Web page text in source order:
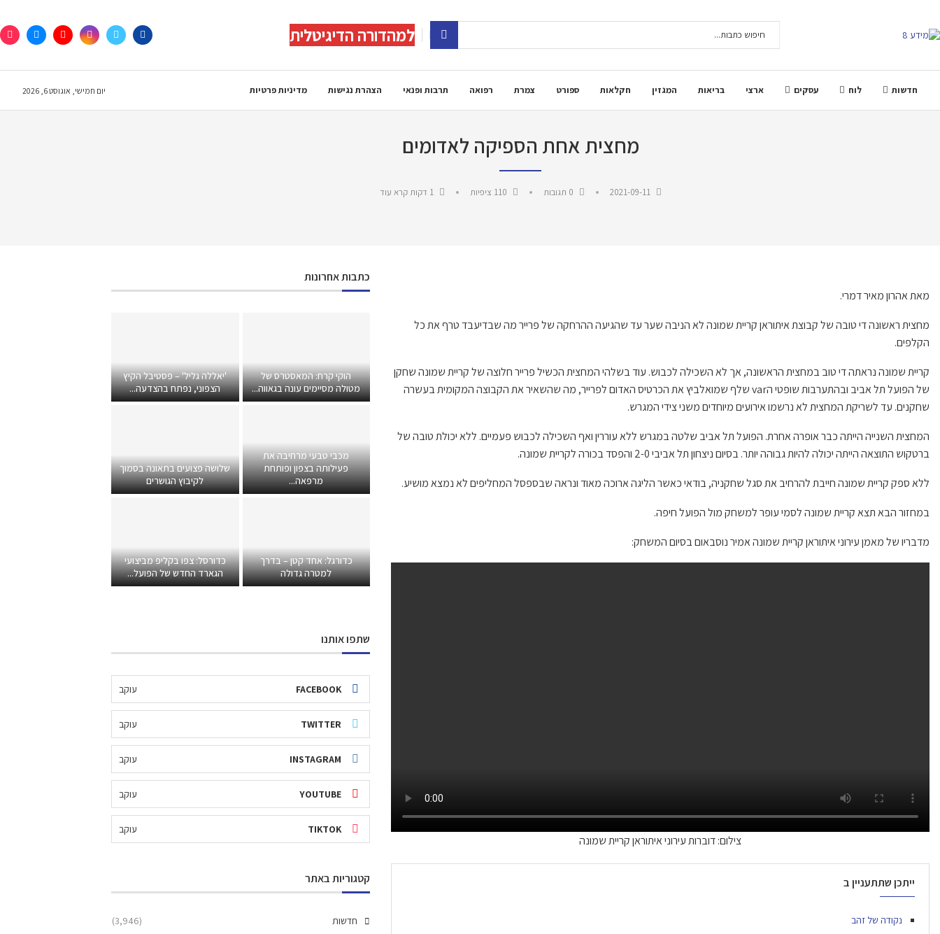
למהדורה הדיגיטלית
חדשות לוח עסקים ארצי בריאות המגזין חקלאות ספורט צמרת רפואה תרבות ופנאי הצהרת נגישות מדיניות פרטיות יום חמישי, אוגוסט 6, 2026
מחצית אחת הספיקה לאדומים
2021-09-11
110 ציפיות 1 דקות קרא עוד
מאת אהרון מאיר דמרי.
מחצית ראשונה די טובה של קבוצת איתוראן קריית שמונה לא הניבה שער עד שהגיעה ההרחקה של פרייר מה שבדיעבד טרף את כל
הקלפים.
קריית שמונה נראתה די טוב במחצית הראשונה, אך לא השכילה לכבוש. עוד בשלהי המחצית הכשיל פרייר חלוצה של קריית שמונה שחקן
של הפועל תל אביב ובהתערבות שופטי הvar שלף שמואלביץ את הכרטיס האדום לפרייר, מה שהשאיר את הקבוצה המקומית בעשרה
שחקנים. עד לשריקת המחצית לא נרשמו אירועים מיוחדים משני צידי המגרש.
המחצית השנייה הייתה כבר אופרה אחרת. הפועל תל אביב שלטה במגרש ללא עוררין ואף השכילה לכבוש פעמיים. ללא יכולת טובה של
ברטקוש התוצאה הייתה יכולה להיות גבוהה יותר. בסיום ניצחון תל אביבי 2-0 והפסד בכורה לקריית שמונה.
ללא ספק קריית שמונה חייבת להרחיב את סגל שחקניה, בודאי כאשר הליגה ארוכה מאוד ונראה שבספסל המחליפים לא נמצא מושיע.
במחזור הבא תצא קריית שמונה לסמי עופר למשחק מול הפועל חיפה.
מדבריו של מאמן עירוני איתוראן קריית שמונה אמיר נוסבאום בסיום המשחק:
צילום: דוברות עירוני איתוראן קריית שמונה
ייתכן שתתעניין ב
נקודה של זהב
כתבות אחרונות
הוקי קרח: המאסטרס של
מטולה מסיימים עונה בגאווה...
'יאללה גליל' – פסטיבל הקיץ
הצפוני, נפתח בהצדעה...
מכבי טבעי מרחיבה את
פעילותה בצפון ופותחת
מרפאה...
שלושה פצועים בתאונה בסמוך
לקיבוץ הגושרים
כדורגל: אחד קטן – בדרך
למטרה גדולה
כדורסל: צפו בקליפ מביצועי
הגארד החדש של הפועל...
שתפו אותנו
FACEBOOK עוקב
TWITTER עוקב
INSTAGRAM עוקב
YOUTUBE עוקב
TIKTOK עוקב
קטגוריות באתר
חדשות (3,946)